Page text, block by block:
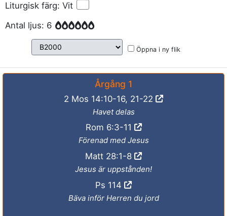
Liturgisk färg: Vit
Antal ljus: 6
Öppna i ny flik
Årgång 1
2 Mos 14:10-16, 21-22
Havet delas
Rom 6:3-11
Förenad med Jesus
Matt 28:1-8
Jesus är uppstånden!
Ps 114
Bäva inför Herren du jord